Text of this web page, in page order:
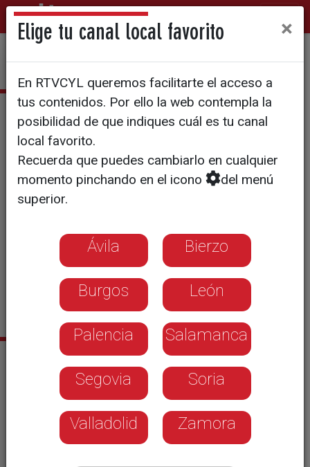
Rubén de Vicente
Segovia. Licenciado en
Máster de Periodismo del
Diario ABC y la Universidad
Complutense de Madrid
Sus últimas noticias
Elige tu canal local favorito ×
En RTVCYL queremos facilitarte el acceso a
tus contenidos. Por ello la web contempla la
posibilidad de que indiques cuál es tu canal
local favorito.
Recuerda que puedes cambiarlo en cualquier
momento pinchando en el icono
del menú
superior.
Ávila Bierzo
Burgos León
Palencia Salamanca
Segovia Soria
Valladolid Zamora